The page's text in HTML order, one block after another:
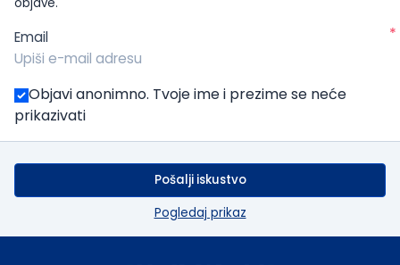
Email *
Objavi anonimno. Tvoje ime i prezime se neće
prikazivati
Pošalji iskustvo
Pogledaj prikaz